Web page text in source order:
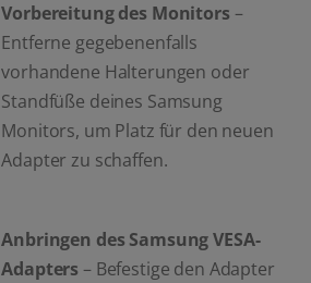
Vorbereitung des Monitors –
Entferne gegebenenfalls
vorhandene Halterungen oder
Standfüße deines Samsung
Monitors, um Platz für den neuen
Adapter zu schaffen.
Anbringen des Samsung VESA-
Adapters – Befestige den Adapter